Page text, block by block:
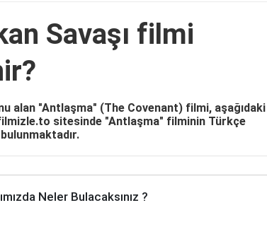
Savaşı filmi
alan "Antlaşma" (The Covenant) filmi, aşağıdaki
sitesinde "Antlaşma" filminin Türkçe
Neler Bulacaksınız ?